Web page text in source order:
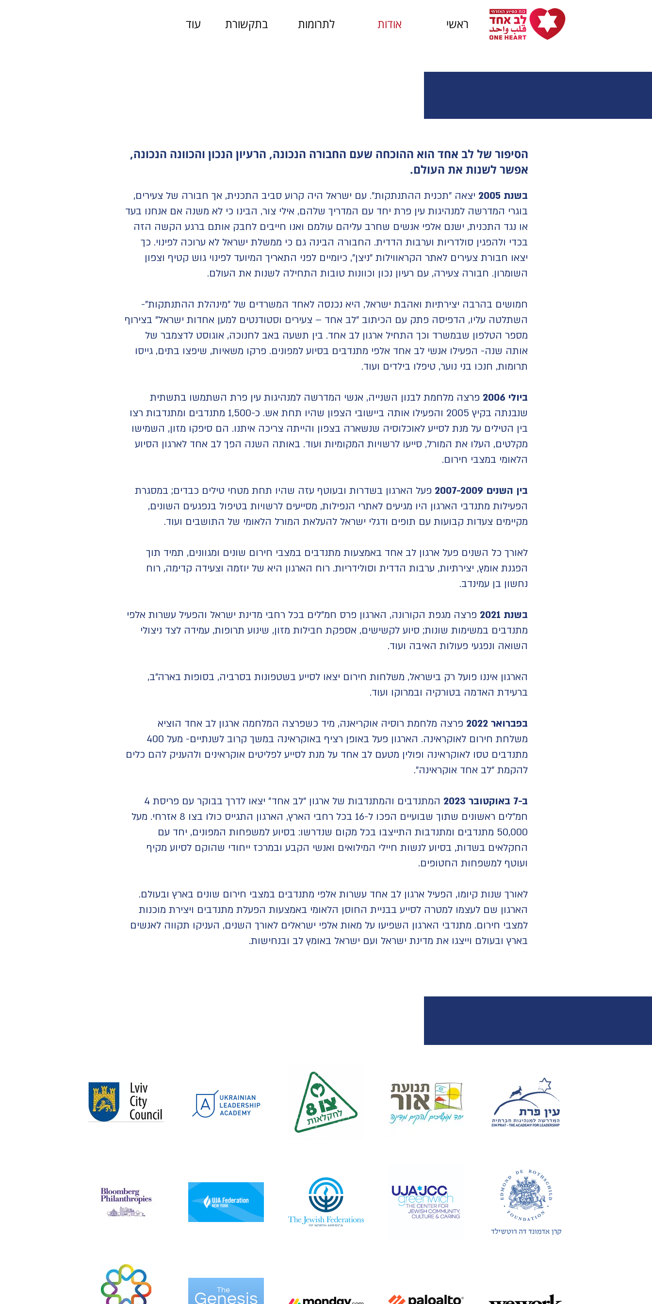
ראשי אודות לתרומות בתקשורת עוד
הסיפור של לב אחד הוא ההוכחה שעם החבורה הנכונה, הרעיון הנכון והכוונה הנכונה,
אפשר לשנות את העולם.
בשנת 2005
יצאה "תכנית ההתנתקות". עם ישראל היה קרוע סביב התכנית, אך חבורה של צעירים,
בוגרי המדרשה למנהיגות עין פרת יחד עם המדריך שלהם, אילי צור, הבינו כי לא משנה אם אנחנו בעד
או נגד התכנית, ישנם אלפי אנשים שחרב עליהם עולמם ואנו חייבים לחבק אותם ברגע הקשה הזה
בכדי ולהפגין סולדריות וערבות הדדית. החבורה הבינה גם כי ממשלת ישראל לא ערוכה לפינוי. כך
יצאו חבורת צעירים לאתר הקראווילות "ניצן", כיומיים לפני התאריך המיועד לפינוי גוש קטיף וצפון
השומרון. חבורה צעירה, עם רעיון נכון וכוונות טובות התחילה לשנות את העולם.
חמושים בהרבה יצירתיות ואהבת ישראל, היא נכנסה לאחד המשרדים של "מינהלת ההתנתקות"-
השתלטה עליו, הדפיסה פתק עם הכיתוב "לב אחד – צעירים וסטודנטים למען אחדות ישראל" בצירוף
מספר הטלפון שבמשרד וכך התחיל ארגון לב אחד. בין תשעה באב לחנוכה, אוגוסט לדצמבר של
אותה שנה- הפעילו אנשי לב אחד אלפי מתנדבים בסיוע למפונים. פרקו משאיות, שיפצו בתים, גייסו
תרומות, חנכו בני נוער, טיפלו בילדים ועוד.
ביולי 2006
פרצה מלחמת לבנון השנייה, אנשי המדרשה למנהיגות עין פרת השתמשו בתשתית
שנבנתה בקיץ 2005 והפעילו אותה ביישובי הצפון שהיו תחת אש. כ-1,500 מתנדבים ומתנדבות רצו
בין הטילים על מנת לסייע לאוכלוסיה שנשארה בצפון והייתה צריכה איתנו. הם סיפקו מזון, השמישו
מקלטים, העלו את המורל, סייעו לרשויות המקומיות ועוד. באותה השנה הפך לב אחד לארגון הסיוע
הלאומי במצבי חירום.
בין השנים 2007-2009
פעל הארגון בשדרות ובעוטף עזה שהיו תחת מטחי טילים כבדים; במסגרת
הפעילות מתנדבי הארגון היו מגיעים לאתרי הנפילות, מסייעים לרשויות בטיפול בנפגעים השונים,
מקיימים צעדות קבועות עם תופים ודגלי ישראל להעלאת המורל הלאומי של התושבים ועוד.
לאורך כל השנים פעל ארגון לב אחד באמצעות מתנדבים במצבי חירום שונים ומגוונים, תמיד תוך
הפגנת אומץ, יצירתיות, ערבות הדדית וסולידריות. רוח הארגון היא של יוזמה וצעידה קדימה, רוח
נחשון בן עמינדב.
בשנת 2021
פרצה מגפת הקורונה, הארגון פרס חמ"לים בכל רחבי מדינת ישראל והפעיל עשרות אלפי
מתנדבים במשימות שונות; סיוע לקשישים, אספקת חבילות מזון, שינוע תרופות, עמידה לצד ניצולי
השואה ונפגעי פעולות האיבה ועוד.
הארגון איננו פועל רק בישראל, משלחות חירום יצאו לסייע בשטפונות בסרביה, בסופות בארה"ב,
ברעידת האדמה בטורקיה ובמרוקו ועוד.
בפברואר 2022
פרצה מלחמת רוסיה אוקריאנה, מיד כשפרצה המלחמה ארגון לב אחד הוציא
משלחת חירום לאוקראינה. הארגון פעל באופן רציף באוקראינה במשך קרוב לשנתיים- מעל 400
מתנדבים טסו לאוקראינה ופולין מטעם לב אחד על מנת לסייע לפליטים אוקראינים ולהעניק להם כלים
להקמת "לב אחד אוקראינה".
ב-7 באוקטובר 2023
המתנדבים והמתנדבות של ארגון ״לב אחד״ יצאו לדרך בבוקר עם פריסת 4
חמ"לים ראשונים שתוך שבועיים הפכו ל-16 בכל רחבי הארץ, הארגון התגייס כולו בצו 8 אזרחי. מעל
50,000 מתנדבים ומתנדבות התייצבו בכל מקום שנדרשו: בסיוע למשפחות המפונים, יחד עם
החקלאים בשדות, בסיוע לנשות חיילי המילואים ואנשי הקבע ובמרכז ייחודי שהוקם לסיוע מקיף
ועוטף למשפחות החטופים.
לאורך שנות קיומו, הפעיל ארגון לב אחד עשרות אלפי מתנדבים במצבי חירום שונים בארץ ובעולם.
הארגון שם לעצמו למטרה לסייע בבניית החוסן הלאומי באמצעות הפעלת מתנדבים ויצירת מוכנות
למצבי חירום. מתנדבי הארגון השפיעו על מאות אלפי ישראלים לאורך השנים, העניקו תקווה לאנשים
בארץ ובעולם וייצגו את מדינת ישראל ועם ישראל באומץ לב ובנחישות.